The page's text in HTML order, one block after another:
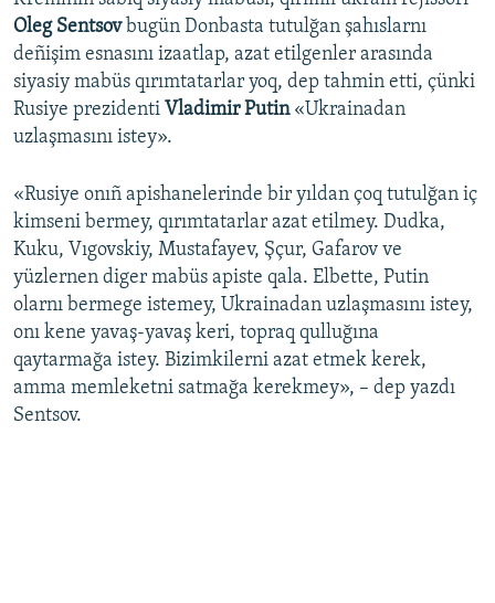
RFE/RS bütün saytları
Oleg Sentsov bugün Donbasta tutulğan şahıslarnı
deñişim esnasını izaatlap, azat etilgenler arasında
siyasiy mabüs qırımtatarlar yoq, dep tahmin etti, çünki
Rusiye prezidenti Vladimir Putin «Ukrainadan
uzlaşmasını istey».
«Rusiye onıñ apishanelerinde bir yıldan çoq tutulğan iç
kimseni bermey, qırımtatarlar azat etilmey. Dudka,
Kuku, Vıgovskiy, Mustafayev, Şçur, Gafarov ve
yüzlernen diger mabüs apiste qala. Elbette, Putin
olarnı bermege istemey, Ukrainadan uzlaşmasını istey,
onı kene yavaş-yavaş keri, topraq qulluğına
qaytarmağa istey. Bizimkilerni azat etmek kerek,
amma memleketni satmağa kerekmey», – dep yazdı
Sentsov.